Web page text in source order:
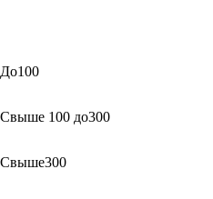
До100
Свыше 100 до300
Свыше300